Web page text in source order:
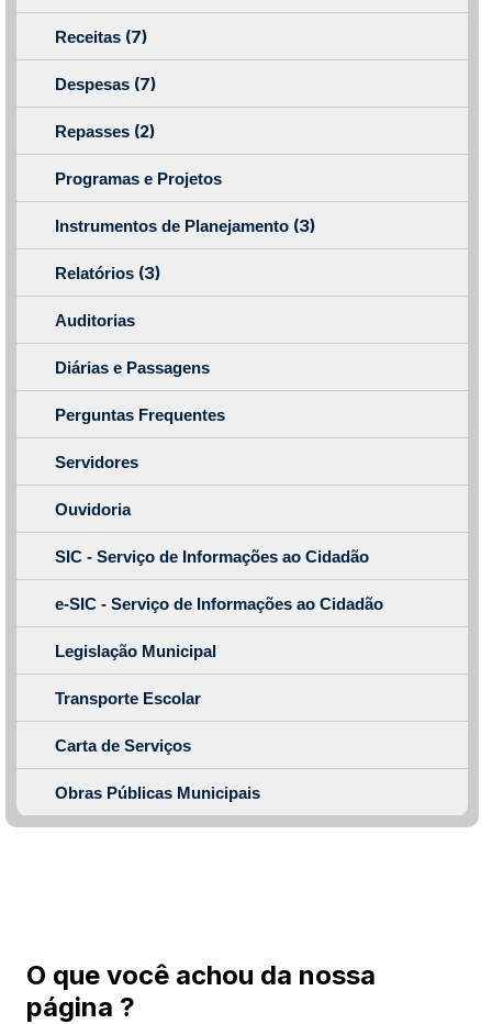
Receitas (7)
Despesas (7)
Repasses (2)
Programas e Projetos
Instrumentos de Planejamento (3)
Relatórios (3)
Auditorias
Diárias e Passagens
Perguntas Frequentes
Servidores
Ouvidoria
SIC - Serviço de Informações ao Cidadão
e-SIC - Serviço de Informações ao Cidadão
Legislação Municipal
Transporte Escolar
Carta de Serviços
Obras Públicas Municipais
O que você achou da nossa
página ?